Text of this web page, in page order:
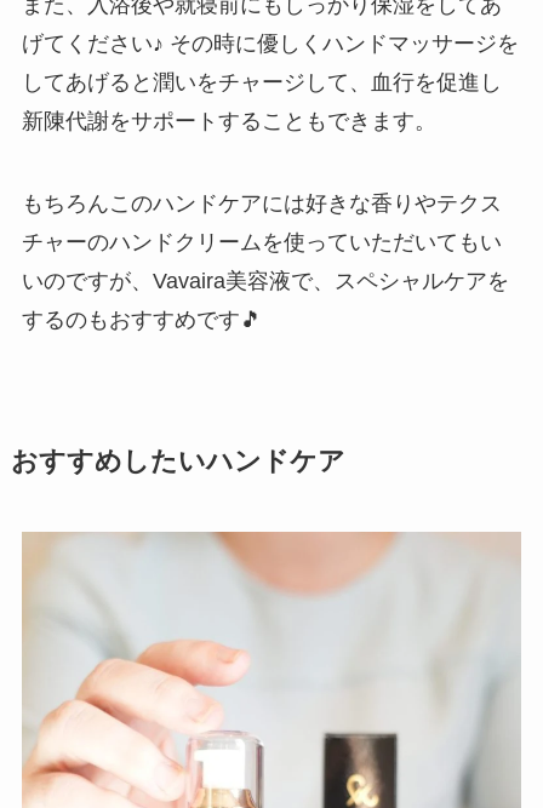
また、入浴後や就寝前にもしっかり保湿をしてあ
げてください♪ その時に優しくハンドマッサージを
してあげると潤いをチャージして、血行を促進し
新陳代謝をサポートすることもできます。
もちろんこのハンドケアには好きな香りやテクス
チャーのハンドクリームを使っていただいてもい
いのですが、Vavaira美容液で、スペシャルケアを
するのもおすすめです🎵
おすすめしたいハンドケア